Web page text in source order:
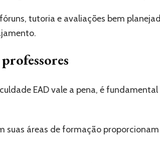
tutoria e avaliações bem
EAD vale a pena, é
suas áreas de formação